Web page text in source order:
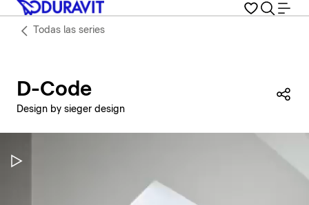
Todas las series
D-Code
Design by sieger design
Pausar vídeo